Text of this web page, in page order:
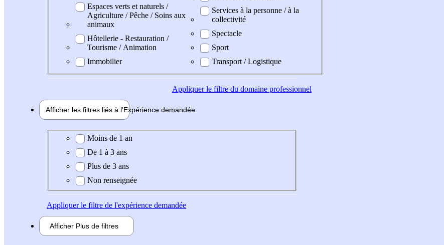
Espaces verts et naturels /
Agriculture / Pêche / Soins aux
animaux
Hôtellerie - Restauration /
Tourisme / Animation
Immobilier
Services à la personne / à la
collectivité
Spectacle
Sport
Transport / Logistique
Appliquerle filtre du domaine professionnel
Afficher les filtres liés à l'Expérience demandée
Expérience demandée
Moins de 1 an
De 1 à 3 ans
Plus de 3 ans
Non renseignée
Appliquerle filtre de l'expérience demandée
Afficher Plus de filtres